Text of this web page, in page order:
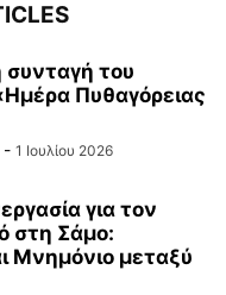
του
Πυθαγόρειας
- 1 Ιουλίου 2026
για τον
στη Σάμο:
Μνημόνιο μεταξύ